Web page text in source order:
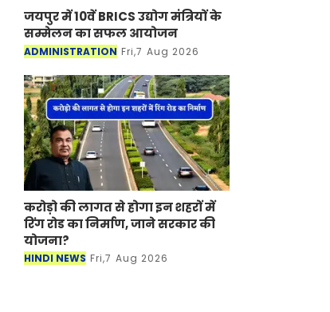
जयपुर में 10वें BRICS उद्योग मंत्रियों के
सम्मेलन का सफल आयोजन
ADMINISTRATION Fri,7 Aug 2026
करोड़ो की लागत से होगा इन शहरों में
रिंग रोड का निर्माण, जाने सरकार की
योजना?
HINDI NEWS Fri,7 Aug 2026